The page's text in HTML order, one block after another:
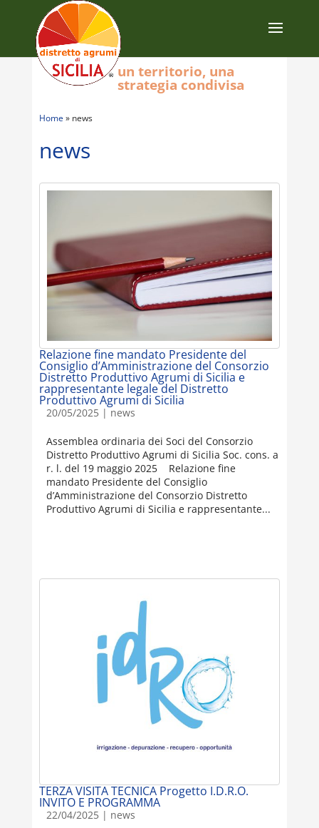
Home » news
news
Relazione fine mandato Presidente del
Consiglio d’Amministrazione del Consorzio
Distretto Produttivo Agrumi di Sicilia e
rappresentante legale del Distretto
Produttivo Agrumi di Sicilia
20/05/2025| news
Assemblea ordinaria dei Soci del Consorzio
Distretto Produttivo Agrumi di Sicilia Soc. cons. a
r. l. del 19 maggio 2025 Relazione fine
mandato Presidente del Consiglio
d’Amministrazione del Consorzio Distretto
Produttivo Agrumi di Sicilia e rappresentante...
TERZA VISITA TECNICA Progetto I.D.R.O.
INVITO E PROGRAMMA
22/04/2025| news
un territorio, una
strategia condivisa